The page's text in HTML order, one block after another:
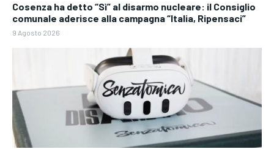
Cosenza ha detto “Sì” al disarmo nucleare: il Consiglio
comunale aderisce alla campagna “Italia, Ripensaci”
9 Agosto 2026